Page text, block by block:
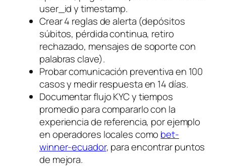
user_id y timestamp.
Crear 4 reglas de alerta (depósitos
súbitos, pérdida continua, retiro
rechazado, mensajes de soporte con
palabras clave).
Probar comunicación preventiva en 100
casos y medir respuesta en 14 días.
Documentar flujo KYC y tiempos
promedio para compararlo con la
experiencia de referencia, por ejemplo
en operadores locales como bet-
winner-ecuador, para encontrar puntos
de mejora.